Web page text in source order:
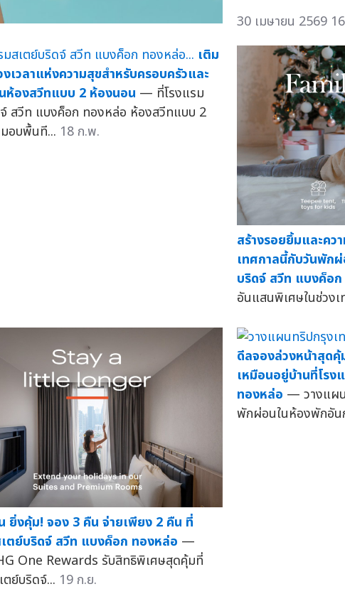
30 เมษายน 2569
เติม
เวลาแห่งความสุขสำหรับครอบครัวและ
ห้องสวีทแบบ 2 ห้องนอน — ที่โรงแรม
สวีท แบงค็อก ทองหล่อ ห้องสวีทแบบ 2
อบพื้นที... 18 ก.พ.
สร้างรอยยิ้มและคว
เทศกาลนี้กับวันพัก
บริดจ์ สวีท แบงค็อ
อันแสนพิเศษในช่วงเ
ยิ่งคุ้ม! จอง 3 คืน จ่ายเพียง 2 คืน ที่
เตย์บริดจ์ สวีท แบงค็อก ทองหล่อ —
One Rewards รับสิทธิพิเศษสุดคุ้มที่
ตย์บริดจ์... 19 ก.ย.
ดีลจองล่วงหน้าสุด
เหมือนอยู่บ้านที่โร
ทองหล่อ — วางแผ
พักผ่อนในห้องพักอัน